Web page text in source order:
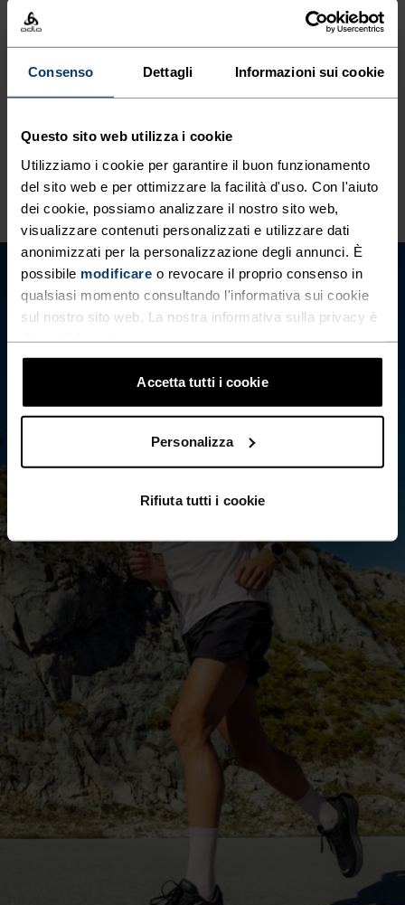
Consenso Dettagli Informazioni sui cookie
Questo sito web utilizza i cookie
Utilizziamo i cookie per garantire il buon funzionamento
del sito web e per ottimizzare la facilità d'uso. Con l'aiuto
dei cookie, possiamo analizzare il nostro sito web,
visualizzare contenuti personalizzati e utilizzare dati
anonimizzati per la personalizzazione degli annunci. È
possibile modificare o revocare il proprio consenso in
qualsiasi momento consultando l'informativa sui cookie
sul nostro sito web. La nostra informativa sulla privacy è
Accetta tutti i cookie
Personalizza
Rifiuta tutti i cookie
CARATTERISTICHE DEL MATERIALE
LA POLIAMMIDE
La poliammide, comunemente chiamata nylon, è un
ideale per l’abbigliamento sportivo. I capi che contengono
resistenti all’usura.